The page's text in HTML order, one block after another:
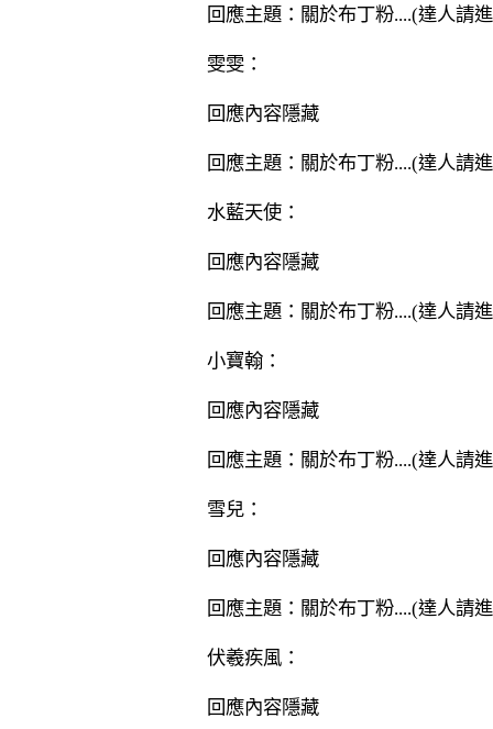
回應主題：關於布丁粉....(達人請
雯雯：
回應內容隱藏
回應主題：關於布丁粉....(達人請
水藍天使：
回應內容隱藏
回應主題：關於布丁粉....(達人請
小寶翰：
回應內容隱藏
回應主題：關於布丁粉....(達人請
雪兒：
回應內容隱藏
回應主題：關於布丁粉....(達人請
伏羲疾風：
回應內容隱藏